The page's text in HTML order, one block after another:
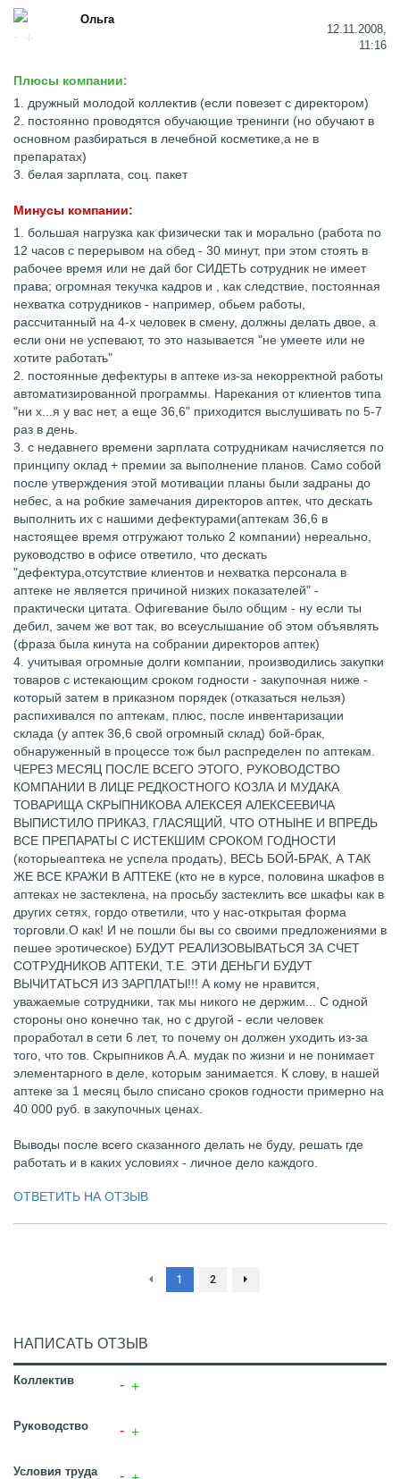
Ольга
12.11.2008,
11:16
Плюсы компании:
1. дружный молодой коллектив (если повезет с директором)
2. постоянно проводятся обучающие тренинги (но обучают в
основном разбираться в лечебной косметике,а не в
препаратах)
3. белая зарплата, соц. пакет
Минусы компании:
1. большая нагрузка как физически так и морально (работа по
12 часов с перерывом на обед - 30 минут, при этом стоять в
рабочее время или не дай бог СИДЕТЬ сотрудник не имеет
права; огромная текучка кадров и , как следствие, постоянная
нехватка сотрудников - например, обьем работы,
рассчитанный на 4-х человек в смену, должны делать двое, а
если они не успевают, то это называется "не умеете или не
хотите работать"
2. постоянные дефектуры в аптеке из-за некорректной работы
автоматизированной программы. Нарекания от клиентов типа
"ни х...я у вас нет, а еще 36,6" приходится выслушивать по 5-7
раз в день.
3. с недавнего времени зарплата сотрудникам начисляется по
принципу оклад + премии за выполнение планов. Само собой
после утверждения этой мотивации планы были задраны до
небес, а на робкие замечания директоров аптек, что дескать
выполнить их с нашими дефектурами(аптекам 36,6 в
настоящее время отгружают только 2 компании) нереально,
руководство в офисе ответило, что дескать
"дефектура,отсутствие клиентов и нехватка персонала в
аптеке не является причиной низких показателей" -
практически цитата. Офигевание было общим - ну если ты
дебил, зачем же вот так, во всеуслышание об этом объявлять
(фраза была кинута на собрании директоров аптек)
4. учитывая огромные долги компании, производились закупки
товаров с истекающим сроком годности - закупочная ниже -
который затем в приказном порядек (отказаться нельзя)
распихивался по аптекам, плюс, после инвентаризации
склада (у аптек 36,6 свой огромный склад) бой-брак,
обнаруженный в процессе тож был распределен по аптекам.
ЧЕРЕЗ МЕСЯЦ ПОСЛЕ ВСЕГО ЭТОГО, РУКОВОДСТВО
КОМПАНИИ В ЛИЦЕ РЕДКОСТНОГО КОЗЛА И МУДАКА
ТОВАРИЩА СКРЫПНИКОВА АЛЕКСЕЯ АЛЕКСЕЕВИЧА
ВЫПИСТИЛО ПРИКАЗ, ГЛАСЯЩИЙ, ЧТО ОТНЫНЕ И ВПРЕДЬ
ВСЕ ПРЕПАРАТЫ С ИСТЕКШИМ СРОКОМ ГОДНОСТИ
(которыеаптека не успела продать), ВЕСЬ БОЙ-БРАК, А ТАК
ЖЕ ВСЕ КРАЖИ В АПТЕКЕ (кто не в курсе, половина шкафов в
аптеках не застеклена, на просьбу застеклить все шкафы как в
других сетях, гордо ответили, что у нас-открытая форма
торговли.О как! И не пошли бы вы со своими предложениями в
пешее эротическое) БУДУТ РЕАЛИЗОВЫВАТЬСЯ ЗА СЧЕТ
СОТРУДНИКОВ АПТЕКИ, Т.Е. ЭТИ ДЕНЬГИ БУДУТ
ВЫЧИТАТЬСЯ ИЗ ЗАРПЛАТЫ!!! А кому не нравится,
уважаемые сотрудники, так мы никого не держим... С одной
стороны оно конечно так, но с другой - если человек
проработал в сети 6 лет, то почему он должен уходить из-за
того, что тов. Скрыпников А.А. мудак по жизни и не понимает
элементарного в деле, которым занимается. К слову, в нашей
аптеке за 1 месяц было списано сроков годности примерно на
40 000 руб. в закупочных ценах.
Выводы после всего сказанного делать не буду, решать где
работать и в каких условиях - личное дело каждого.
ОТВЕТИТЬ НА ОТЗЫВ
1 2
НАПИСАТЬ ОТЗЫВ
Коллектив
Руководство
Условия труда